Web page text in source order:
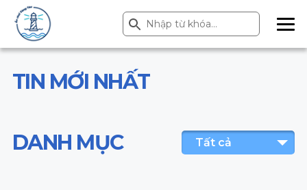
Search
for:
Search Button
ME
NU
TIN MỚI NHẤT
DANH MỤC Tất cả